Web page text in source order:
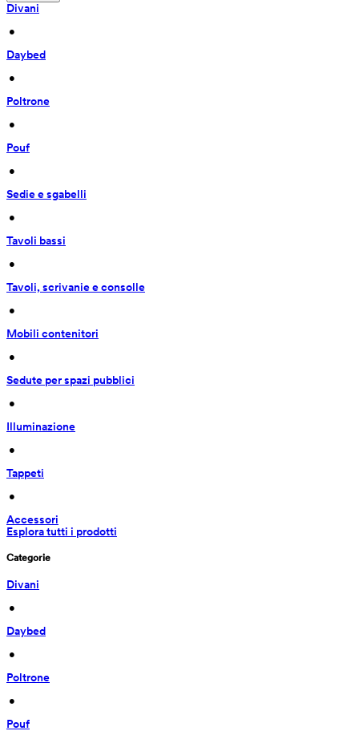
Divani
•
Daybed
•
Poltrone
•
Pouf
•
Sedie e sgabelli
•
Tavoli bassi
•
Tavoli, scrivanie e consolle
•
Mobili contenitori
•
Sedute per spazi pubblici
•
Illuminazione
•
Tappeti
•
Accessori
Esplora tutti i prodotti
Categorie
Divani
•
Daybed
•
Poltrone
•
Pouf